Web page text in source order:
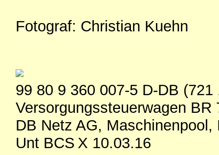
Fotograf: Christian Kuehn
99 80 9 360 007-5 D-DB (721
Versorgungssteuerwagen BR
DB Netz AG, Maschinenpool,
Unt BCS X 10.03.16